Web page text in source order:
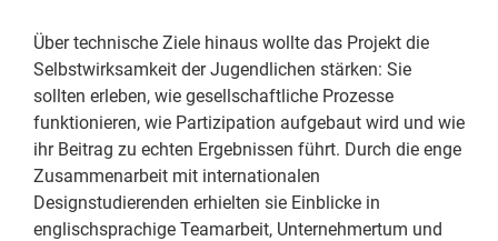
Über technische Ziele hinaus wollte das Projekt die
Selbstwirksamkeit der Jugendlichen stärken: Sie
sollten erleben, wie gesellschaftliche Prozesse
funktionieren, wie Partizipation aufgebaut wird und wie
ihr Beitrag zu echten Ergebnissen führt. Durch die enge
Zusammenarbeit mit internationalen
Designstudierenden erhielten sie Einblicke in
englischsprachige Teamarbeit, Unternehmertum und